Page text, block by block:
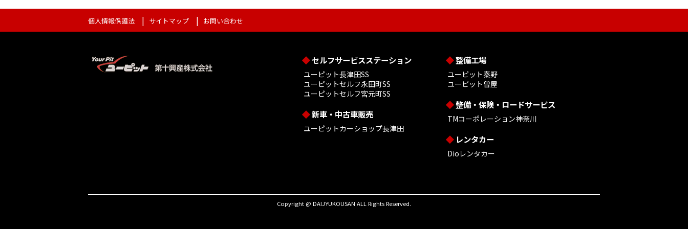
個人情報保護法 サイトマップ お問い合わせ
セルフサービスステーション
ユーピット長津田SS
ユーピットセルフ永田町SS
ユーピットセルフ宮元町SS
新車・中古車販売
ユーピットカーショップ長津田
整備工場
ユーピット秦野
ユーピット曽屋
整備・保険・ロードサービス
TMコーポレーション神奈川
レンタカー
Dioレンタカー
Copyright @ DAIJYUKOUSAN ALL Rights Reserved.